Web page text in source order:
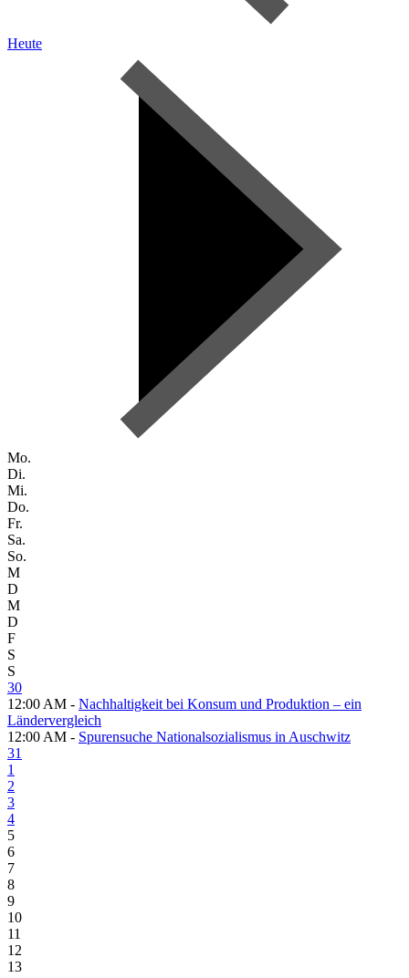
Heute
Mo.
Di.
Mi.
Do.
Fr.
Sa.
So.
M
D
M
D
F
S
S
30
12:00 AM - Nachhaltigkeit bei Konsum und Produktion – ein
Ländervergleich
12:00 AM - Spurensuche Nationalsozialismus in Auschwitz
31
1
2
3
4
5
6
7
8
9
10
11
12
13